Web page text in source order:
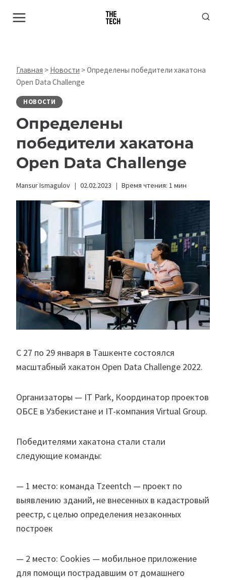
Главная > Новости >Определены победители хакатона
Open Data Challenge
НОВОСТИ
Определены
победители хакатона
Open Data Challenge
Mansur Ismagulov 02.02.2023 Время чтения: 1 мин
С 27 по 29 января в Ташкенте состоялся
масштабный хакатон Open Data Challenge 2022.
Организаторы — IT Park, Координатор проектов
ОБСЕ в Узбекистане и IT-компания Virtual Group.
Победителями хакатона стали стали
следующие команды:
— 1 место: команда Tzeentch — проект по
выявлению зданий, не внесенных в кадастровый
реестр, с целью определения незаконных
построек
— 2 место: Cookies — мобильное приложение
для помощи пострадавшим от домашнего